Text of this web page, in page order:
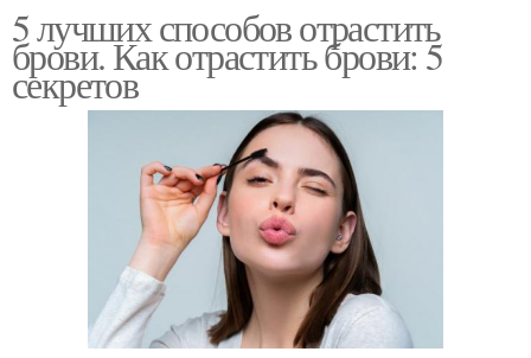
5 лучших способов отрастить
брови. Как отрастить брови: 5
секретов